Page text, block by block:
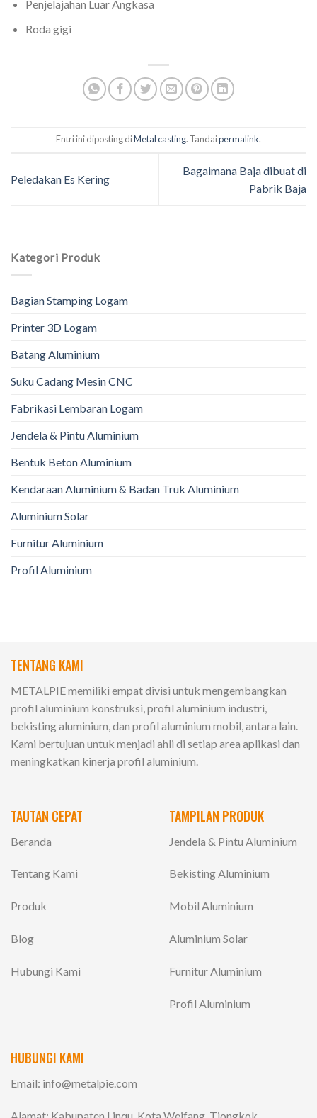
Penjelajahan Luar Angkasa
Roda gigi
Entri ini diposting diMetal casting. Tandaipermalink.
Peledakan Es Kering
Bagaimana Baja dibuat di
Pabrik Baja
Kategori Produk
Bagian Stamping Logam
Printer 3D Logam
Batang Aluminium
Suku Cadang Mesin CNC
Fabrikasi Lembaran Logam
Jendela & Pintu Aluminium
Bentuk Beton Aluminium
Kendaraan Aluminium & Badan Truk Aluminium
Aluminium Solar
Furnitur Aluminium
Profil Aluminium
TENTANG KAMI
METALPIE memiliki empat divisi untuk mengembangkan
profil aluminium konstruksi, profil aluminium industri,
bekisting aluminium, dan profil aluminium mobil, antara lain.
Kami bertujuan untuk menjadi ahli di setiap area aplikasi dan
meningkatkan kinerja profil aluminium.
TAUTAN CEPAT
Beranda
Tentang Kami
Produk
Blog
Hubungi Kami
TAMPILAN PRODUK
Jendela & Pintu Aluminium
Bekisting Aluminium
Mobil Aluminium
Aluminium Solar
Furnitur Aluminium
Profil Aluminium
HUBUNGI KAMI
Email: info@metalpie.com